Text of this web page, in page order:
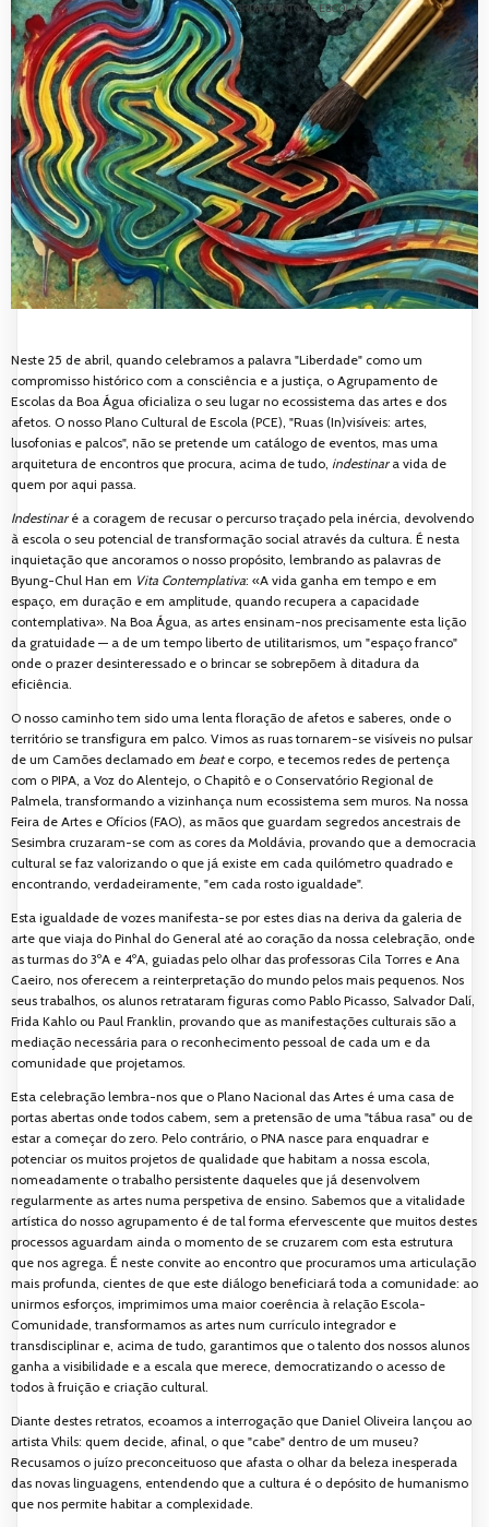
Neste 25 de abril, quando celebramos a palavra "Liberdade" como um
compromisso histórico com a consciência e a justiça, o Agrupamento de
Escolas da Boa Água oficializa o seu lugar no ecossistema das artes e dos
afetos. O nosso Plano Cultural de Escola (PCE), "Ruas (In)visíveis: artes,
lusofonias e palcos", não se pretende um catálogo de eventos, mas uma
arquitetura de encontros que procura, acima de tudo, indestinara vida de
quem por aqui passa.
Indestinaré a coragem de recusar o percurso traçado pela inércia, devolvendo
à escola o seu potencial de transformação social através da cultura. É nesta
inquietação que ancoramos o nosso propósito, lembrando as palavras de
Byung-Chul Han em Vita Contemplativa: «A vida ganha em tempo e em
espaço, em duração e em amplitude, quando recupera a capacidade
contemplativa». Na Boa Água, as artes ensinam-nos precisamente esta lição
da gratuidade — a de um tempo liberto de utilitarismos, um "espaço franco"
onde o prazer desinteressado e o brincar se sobrepõem à ditadura da
eficiência.
O nosso caminho tem sido uma lenta floração de afetos e saberes, onde o
território se transfigura em palco. Vimos as ruas tornarem-se visíveis no pulsar
de um Camões declamado em beate corpo, e tecemos redes de pertença
com o PIPA, a Voz do Alentejo, o Chapitô e o Conservatório Regional de
Palmela, transformando a vizinhança num ecossistema sem muros. Na nossa
Feira de Artes e Ofícios (FAO), as mãos que guardam segredos ancestrais de
Sesimbra cruzaram-se com as cores da Moldávia, provando que a democracia
cultural se faz valorizando o que já existe em cada quilómetro quadrado e
encontrando, verdadeiramente, "em cada rosto igualdade".
Esta igualdade de vozes manifesta-se por estes dias na deriva da galeria de
arte que viaja do Pinhal do General até ao coração da nossa celebração, onde
as turmas do 3ºA e 4ºA, guiadas pelo olhar das professoras Cila Torres e Ana
Caeiro, nos oferecem a reinterpretação do mundo pelos mais pequenos. Nos
seus trabalhos, os alunos retrataram figuras como Pablo Picasso, Salvador Dalí,
Frida Kahlo ou Paul Franklin, provando que as manifestações culturais são a
mediação necessária para o reconhecimento pessoal de cada um e da
comunidade que projetamos.
Esta celebração lembra-nos que o Plano Nacional das Artes é uma casa de
portas abertas onde todos cabem, sem a pretensão de uma "tábua rasa" ou de
estar a começar do zero. Pelo contrário, o PNA nasce para enquadrar e
potenciar os muitos projetos de qualidade que habitam a nossa escola,
nomeadamente o trabalho persistente daqueles que já desenvolvem
regularmente as artes numa perspetiva de ensino. Sabemos que a vitalidade
artística do nosso agrupamento é de tal forma efervescente que muitos destes
processos aguardam ainda o momento de se cruzarem com esta estrutura
que nos agrega. É neste convite ao encontro que procuramos uma articulação
mais profunda, cientes de que este diálogo beneficiará toda a comunidade: ao
unirmos esforços, imprimimos uma maior coerência à relação Escola-
Comunidade, transformamos as artes num currículo integrador e
transdisciplinar e, acima de tudo, garantimos que o talento dos nossos alunos
ganha a visibilidade e a escala que merece, democratizando o acesso de
todos à fruição e criação cultural.
Diante destes retratos, ecoamos a interrogação que Daniel Oliveira lançou ao
artista Vhils: quem decide, afinal, o que "cabe" dentro de um museu?
Recusamos o juízo preconceituoso que afasta o olhar da beleza inesperada
das novas linguagens, entendendo que a cultura é o depósito de humanismo
que nos permite habitar a complexidade.